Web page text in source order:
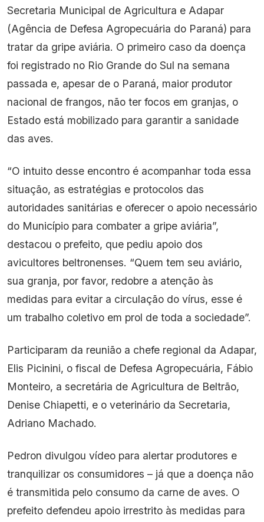
Secretaria Municipal de Agricultura e Adapar
(Agência de Defesa Agropecuária do Paraná) para
tratar da gripe aviária. O primeiro caso da doença
foi registrado no Rio Grande do Sul na semana
passada e, apesar de o Paraná, maior produtor
nacional de frangos, não ter focos em granjas, o
Estado está mobilizado para garantir a sanidade
das aves.
“O intuito desse encontro é acompanhar toda essa
situação, as estratégias e protocolos das
autoridades sanitárias e oferecer o apoio necessário
do Município para combater a gripe aviária”,
destacou o prefeito, que pediu apoio dos
avicultores beltronenses. “Quem tem seu aviário,
sua granja, por favor, redobre a atenção às
medidas para evitar a circulação do vírus, esse é
um trabalho coletivo em prol de toda a sociedade”.
Participaram da reunião a chefe regional da Adapar,
Elis Picinini, o fiscal de Defesa Agropecuária, Fábio
Monteiro, a secretária de Agricultura de Beltrão,
Denise Chiapetti, e o veterinário da Secretaria,
Adriano Machado.
Pedron divulgou vídeo para alertar produtores e
tranquilizar os consumidores – já que a doença não
é transmitida pelo consumo da carne de aves. O
prefeito defendeu apoio irrestrito às medidas para